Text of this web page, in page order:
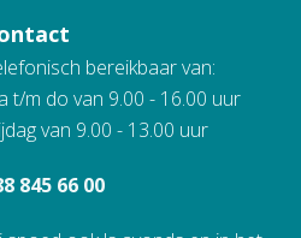
bereikbaar van:
t/m do van 9.00 - 16.00 uur
van 9.00 - 13.00 uur
845 66 00